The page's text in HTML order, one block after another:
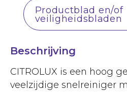
Productblad en/of
veiligheidsbladen
Beschrijving
CITROLUX is een hoog
veelzijdige snelreiniger